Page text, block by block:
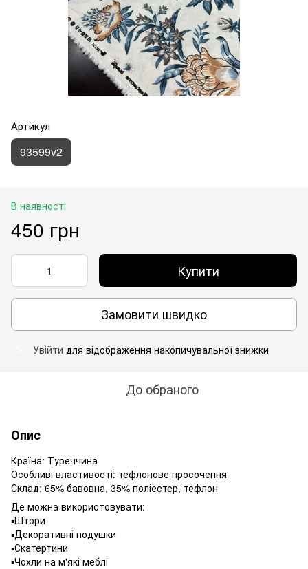
Артикул
93599v2
В наявності
450 грн
Купити
Замовити швидко
Увійти для відображення накопичувальної знижки
До обраного
Опис
Країна: Туреччина
Особливі властивості: тефлонове просочення
Склад: 65% бавовна, 35% поліестер, тефлон
Де можна використовувати:
▪️Штори
▪️Декоративні подушки
▪️Скатертини
▪️Чохли на м'які меблі